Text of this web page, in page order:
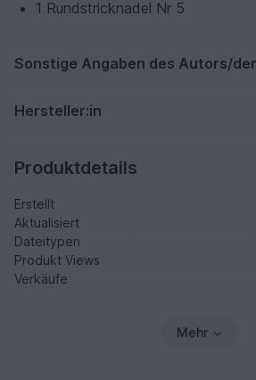
1 Rundstricknadel Nr 5
Sonstige Angaben des Autors/
Hersteller:in
Produktdetails
Erstellt
Aktualisiert
Dateitypen
Produkt Views
Verkäufe
Mehr